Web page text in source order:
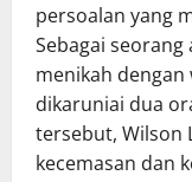
persoalan yang
Sebagai
menikah dengan
dikaruniai dua
tersebut, Wilson
kecemasan dan